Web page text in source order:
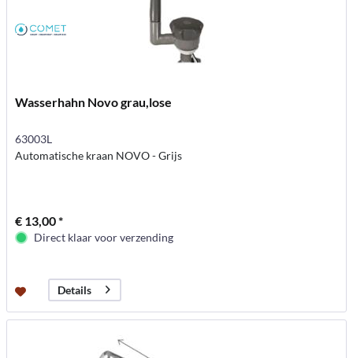
Wasserhahn Novo grau,lose
63003L
Automatische kraan NOVO - Grijs
€ 13,00 *
Direct klaar voor verzending
Details